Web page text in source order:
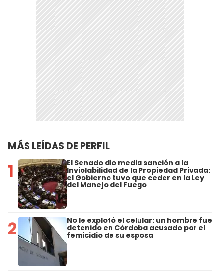
MÁS LEÍDAS DE PERFIL
1 El Senado dio media sanción a la
Inviolabilidad de la Propiedad Privada:
el Gobierno tuvo que ceder en la Ley
del Manejo del Fuego
2 No le explotó el celular: un hombre fue
detenido en Córdoba acusado por el
femicidio de su esposa